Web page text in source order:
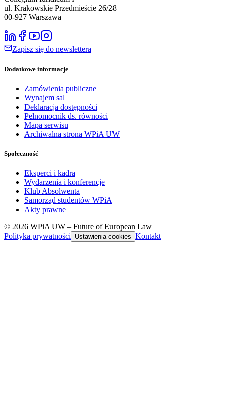
ul. Krakowskie Przedmieście 26/28
00-927 Warszawa
Zapisz się do newslettera
Dodatkowe informacje
Zamówienia publiczne
Wynajem sal
Deklaracja dostępności
Pełnomocnik ds. równości
Mapa serwisu
Archiwalna strona WPiA UW
Społeczność
Eksperci i kadra
Wydarzenia i konferencje
Klub Absolwenta
Samorząd studentów WPiA
Akty prawne
© 2026 WPiA UW – Future of European Law
Polityka prywatności
Ustawienia cookies Kontakt